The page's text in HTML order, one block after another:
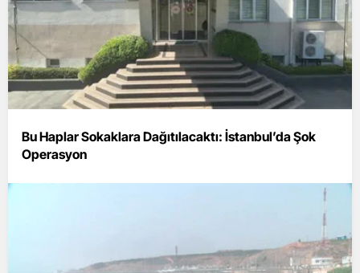
Bu Haplar Sokaklara Dağıtılacaktı: İstanbul’da Şok
Operasyon